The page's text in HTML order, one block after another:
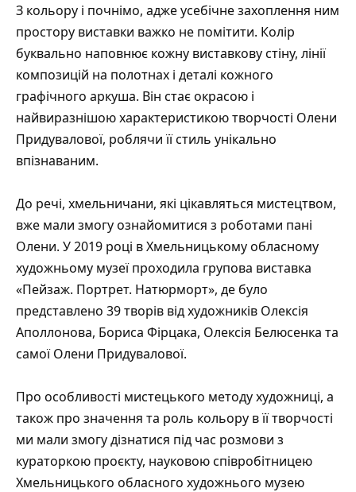
З кольору і почнімо, адже усебічне захоплення ним
простору виставки важко не помітити. Колір
буквально наповнює кожну виставкову стіну, лінії
композицій на полотнах і деталі кожного
графічного аркуша. Він стає окрасою і
найвиразнішою характеристикою творчості Олени
Придувалової, роблячи її стиль унікально
впізнаваним.
До речі, хмельничани, які цікавляться мистецтвом,
вже мали змогу ознайомитися з роботами пані
Олени. У 2019 році в Хмельницькому обласному
художньому музеї проходила групова виставка
«Пейзаж. Портрет. Натюрморт», де було
представлено 39 творів від художників Олексія
Аполлонова, Бориса Фірцака, Олексія Белюсенка та
самої Олени Придувалової.
Про особливості мистецького методу художниці, а
також про значення та роль кольору в її творчості
ми мали змогу дізнатися під час розмови з
кураторкою проєкту, науковою співробітницею
Хмельницького обласного художнього музею